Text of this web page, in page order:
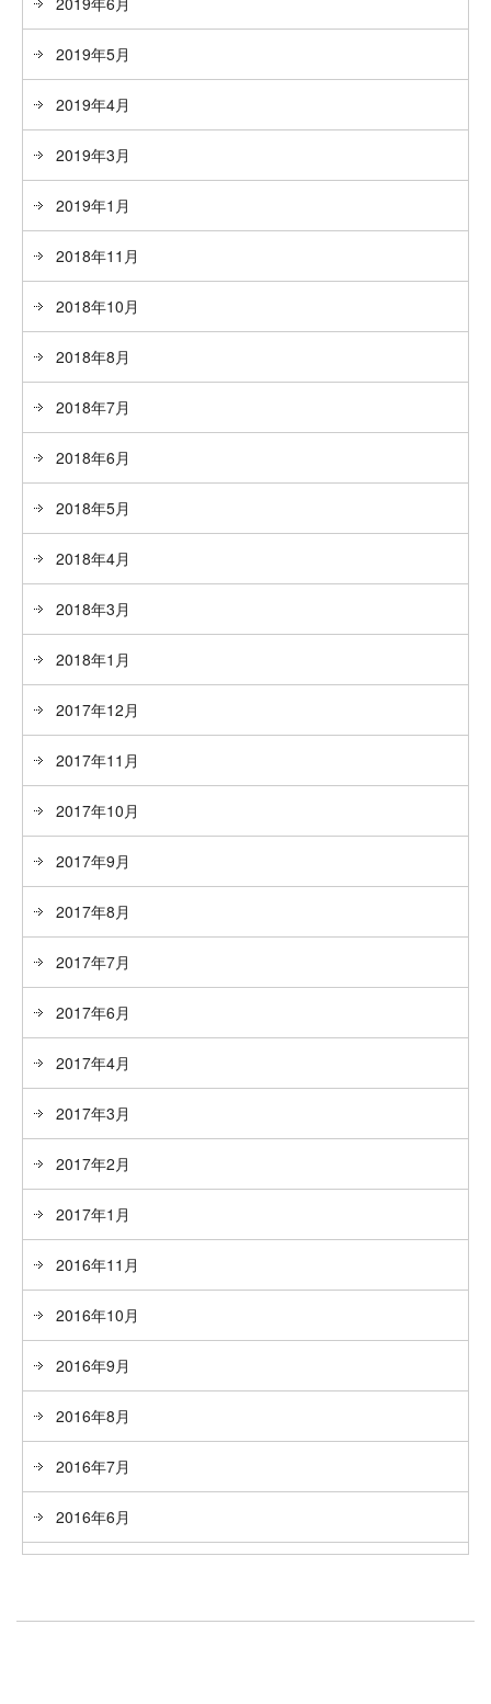
2019年5月
2019年4月
2019年3月
2019年1月
2018年11月
2018年10月
2018年8月
2018年7月
2018年6月
2018年5月
2018年4月
2018年3月
2018年1月
2017年12月
2017年11月
2017年10月
2017年9月
2017年8月
2017年7月
2017年6月
2017年4月
2017年3月
2017年2月
2017年1月
2016年11月
2016年10月
2016年9月
2016年8月
2016年7月
2016年6月